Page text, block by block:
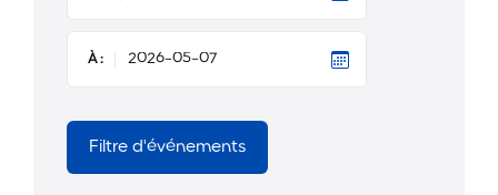
À :
Filtre d'événements